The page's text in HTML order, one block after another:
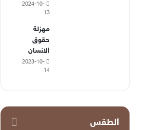
2024-10-
13
مهزلة
حقوق
الانسان
2023-10-
14
الطقس